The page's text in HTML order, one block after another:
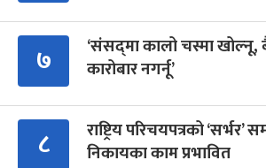
७
‘संसद्‍मा कालो चस्मा
कारोबार नगर्नू’
८
राष्ट्रिय परिचयपत्रको ‘सर्भर’
निकायका काम प्रभावित